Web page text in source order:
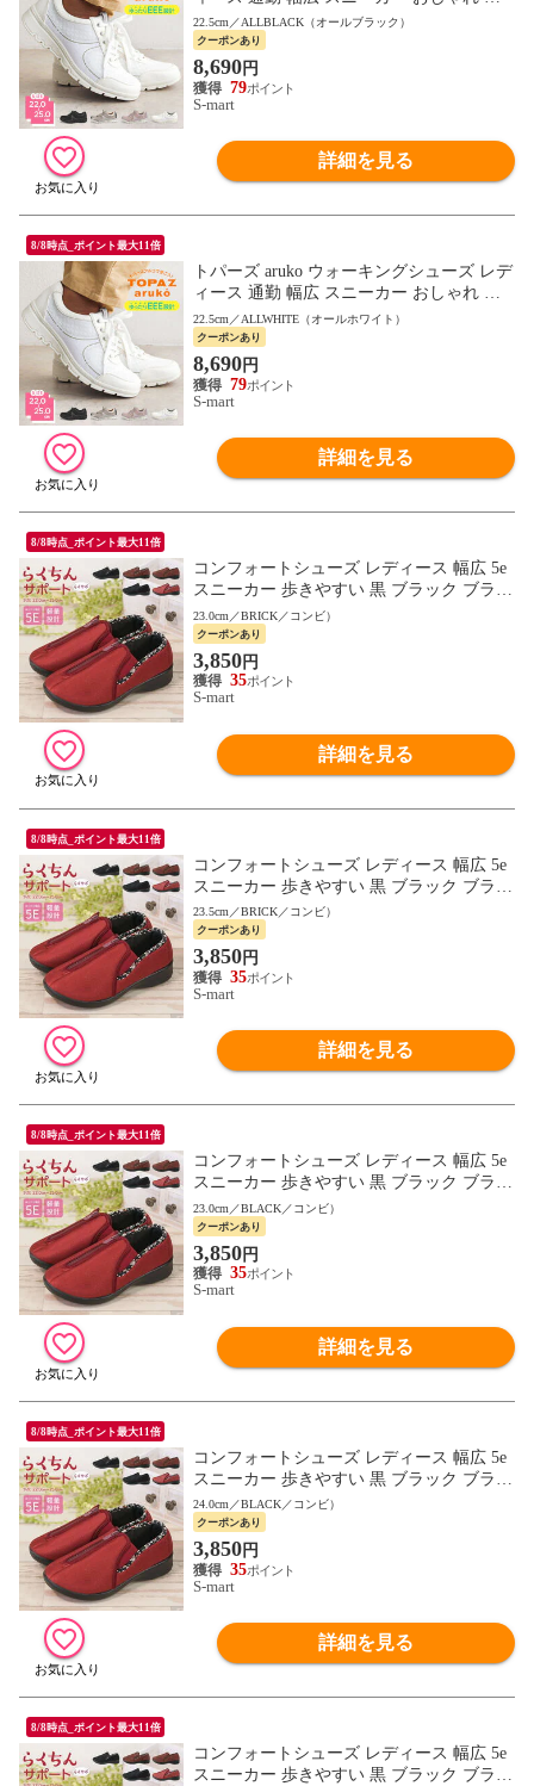
母の日 黒 ピンク 7405 TOPAZ
22.5cm／ALLBLACK（オールブラック）
クーポンあり
8,690円
79
S-mart
詳細を見る
8/8時点_ポイント最大11倍
トパーズ aruko ウォーキングシューズ レデ
ィース 通勤 幅広 スニーカー おしゃれ 靴
母の日 黒 ピンク 7405 TOPAZ
22.5cm／ALLWHITE（オールホワイト）
クーポンあり
8,690円
79
S-mart
詳細を見る
8/8時点_ポイント最大11倍
コンフォートシューズ レディース 幅広 5e
スニーカー 歩きやすい 黒 ブラック ブラウ
ン リハビリ 介護シューズ デイケア 母の日
敬老の日 559 565
23.0cm／BRICK／コンビ）
クーポンあり
3,850円
35
S-mart
詳細を見る
8/8時点_ポイント最大11倍
コンフォートシューズ レディース 幅広 5e
スニーカー 歩きやすい 黒 ブラック ブラウ
ン リハビリ 介護シューズ デイケア 母の日
敬老の日 559 565
23.5cm／BRICK／コンビ）
クーポンあり
3,850円
35
S-mart
詳細を見る
8/8時点_ポイント最大11倍
コンフォートシューズ レディース 幅広 5e
スニーカー 歩きやすい 黒 ブラック ブラウ
ン リハビリ 介護シューズ デイケア 母の日
敬老の日 559 565
23.0cm／BLACK／コンビ）
クーポンあり
3,850円
35
S-mart
詳細を見る
8/8時点_ポイント最大11倍
コンフォートシューズ レディース 幅広 5e
スニーカー 歩きやすい 黒 ブラック ブラウ
ン リハビリ 介護シューズ デイケア 母の日
敬老の日 559 565
24.0cm／BLACK／コンビ）
クーポンあり
3,850円
35
S-mart
詳細を見る
8/8時点_ポイント最大11倍
コンフォートシューズ レディース 幅広 5e
スニーカー 歩きやすい 黒 ブラック ブラウ